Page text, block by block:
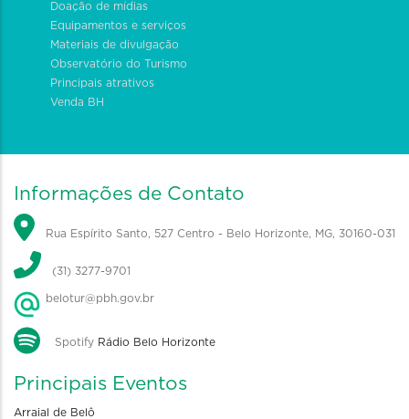
Doação de mídias
Equipamentos e serviços
Materiais de divulgação
Observatório do Turismo
Principais atrativos
Venda BH
Informações de Contato
Rua Espírito Santo, 527 Centro - Belo Horizonte, MG, 30160-031
(31) 3277-9701
belotur@pbh.gov.br
Spotify Rádio Belo Horizonte
Principais Eventos
Arraial de Belô